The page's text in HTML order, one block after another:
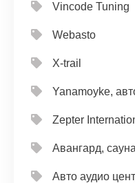
Vincode Tuning
Webasto
X-trail
Yanamoyke,
Zepter
Авангард, сауна
Авто аудио